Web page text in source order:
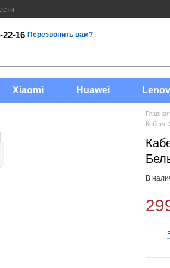
22-16 Перезвонить вам?
Xiaomi Huawei
Главная
Кабель
В